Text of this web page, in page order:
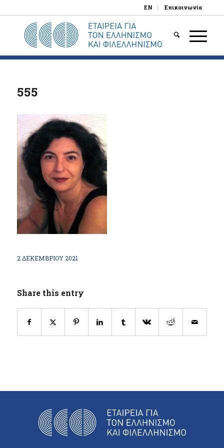
EN Επικοινωνία
555
2 ΔΕΚΕΜΒΡΊΟΥ 2021
Share this entry